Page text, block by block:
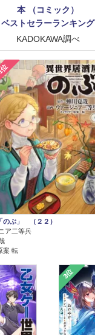
本 （コミック）
ベストセラーランキング
KADOKAWA調べ
のぶ」 （２２）
ア二等兵
案 転
3位